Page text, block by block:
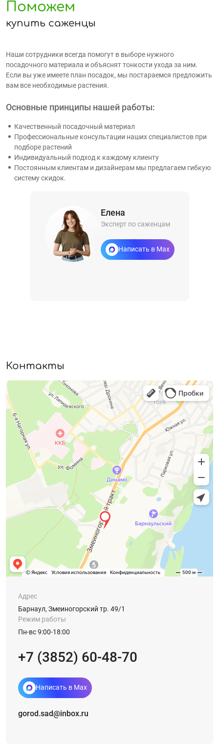
Поможем
купить саженцы
Наши сотрудники всегда помогут в выборе нужного
посадочного материала и объяснят тонкости ухода за ним.
Если вы уже имеете план посадок, мы постараемся предложить
вам все необходимые растения.
Основные принципы нашей работы:
Качественный посадочный материал
Профессиональные консультации наших специалистов при
подборе растений
Индивидуальный подход к каждому клиенту
Постоянным клиентам и дизайнерам мы предлагаем гибкую
систему скидок.
Елена
Эксперт по саженцам
Написать в Max
Контакты
Адрес
Барнаул, Змеиногорский тр. 49/1
Режим работы
Пн-вс 9:00-18:00
+7 (3852) 60-48-70
Написать в Max
gorod.sad@inbox.ru